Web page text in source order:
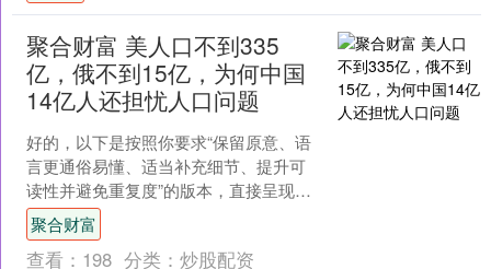
聚合财富 美人口不到335
亿，俄不到15亿，为何中国
14亿人还担忧人口问题
好的，以下是按照你要求“保留原意、语
言更通俗易懂、适当补充细节、提升可
读性并避免重复度”的版本，直接呈现正
文： --- 大家都知道，中国是全世界出名
的人口大国，....
聚合财富
查看： 198 分类： 炒股配资